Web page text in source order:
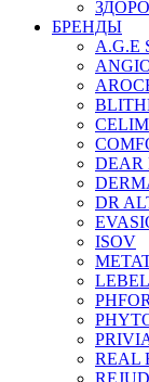
БРЕНДЫ
A.G.E
DEAR
DR
ISOV
LEBEL
REAL